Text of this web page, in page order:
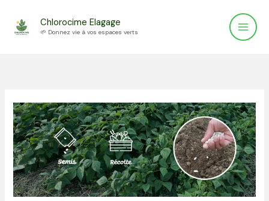
Chlorocime Elagage
🌱 Donnez vie à vos espaces verts